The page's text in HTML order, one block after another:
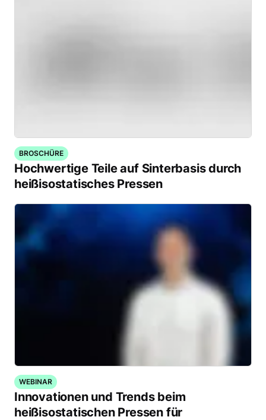
BROSCHÜRE
Hochwertige Teile auf Sinterbasis durch
heißisostatisches Pressen
WEBINAR
Innovationen und Trends beim
heißisostatischen Pressen für